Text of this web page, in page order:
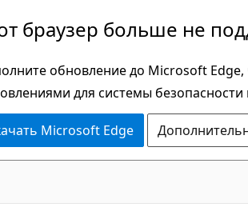
браузер больше не
обновление до Microsoft
для системы
Microsoft Edge